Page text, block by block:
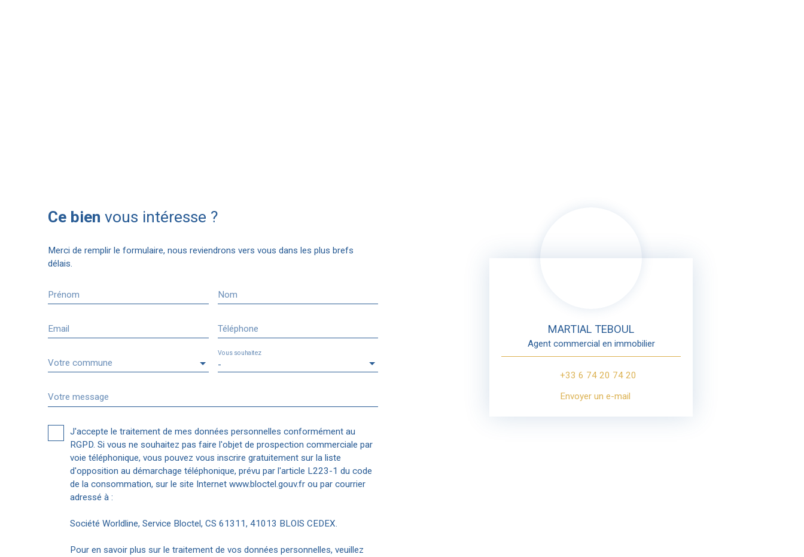
Ce bien vous intéresse ?
Merci de remplir le formulaire, nous reviendrons vers vous dans les plus brefs
délais.
Prénom Nom
Email Téléphone
Votre commune -
Vous souhaitez
Votre message
J'accepte le traitement de mes données personnelles conformément au
RGPD. Si vous ne souhaitez pas faire l'objet de prospection commerciale par
voie téléphonique, vous pouvez vous inscrire gratuitement sur la liste
d'opposition au démarchage téléphonique, prévu par l'article L223-1 du code
de la consommation, sur le site Internet www.bloctel.gouv.fr ou par courrier
adressé à :
Société Worldline, Service Bloctel, CS 61311, 41013 BLOIS CEDEX.
Pour en savoir plus sur le traitement de vos données personnelles, veuillez
MARTIAL TEBOUL
Agent commercial en immobilier
+33 6 74 20 74 20
Envoyer un e-mail